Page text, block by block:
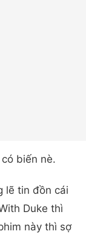
biến nè.
lẽ tin đồn cái
Duke thì
này thì sợ